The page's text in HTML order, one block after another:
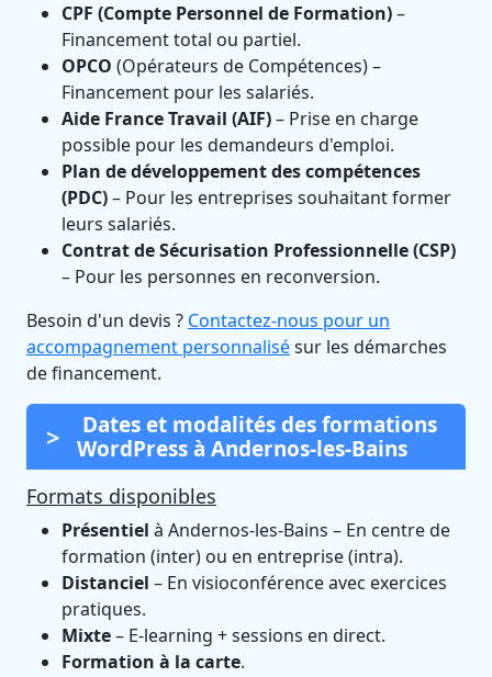
CPF (Compte Personnel de Formation)–
Financement total ou partiel.
OPCO (Opérateurs de Compétences) –
Financement pour les salariés.
Aide France Travail (AIF)– Prise en charge
possible pour les demandeurs d'emploi.
Plan de développement des compétences
(PDC)– Pour les entreprises souhaitant former
leurs salariés.
Contrat de Sécurisation Professionnelle (CSP)
– Pour les personnes en reconversion.
Besoin d'un devis ? Contactez-nous pour un
accompagnement personnalisésur les démarches
de financement.
Dates et modalités des formations
WordPress à Andernos-les-Bains
Formats disponibles
Présentiel à Andernos-les-Bains – En centre de
formation (inter) ou en entreprise (intra).
Distanciel – En visioconférence avec exercices
pratiques.
Mixte– E-learning + sessions en direct.
Formation à la carte.